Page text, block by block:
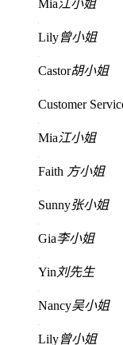
Mia江小姐
Lily曾小姐
Castor胡小姐
Customer
Mia江小姐
Faith 方小姐
Sunny张小姐
Gia李小姐
Yin 刘先生
Nancy吴小姐
Lily曾小姐